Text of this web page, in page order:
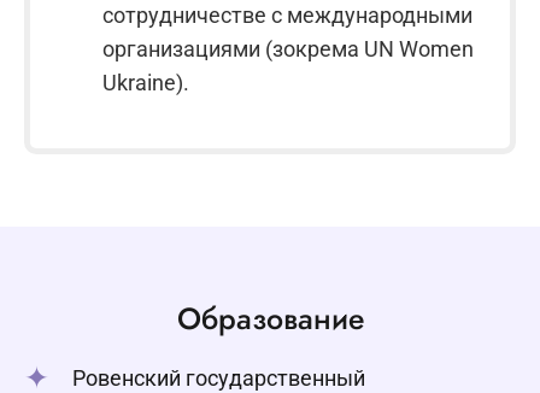
сотрудничестве с международными
организациями (зокрема UN Women
Ukraine).
Образование
Ровенский государственный